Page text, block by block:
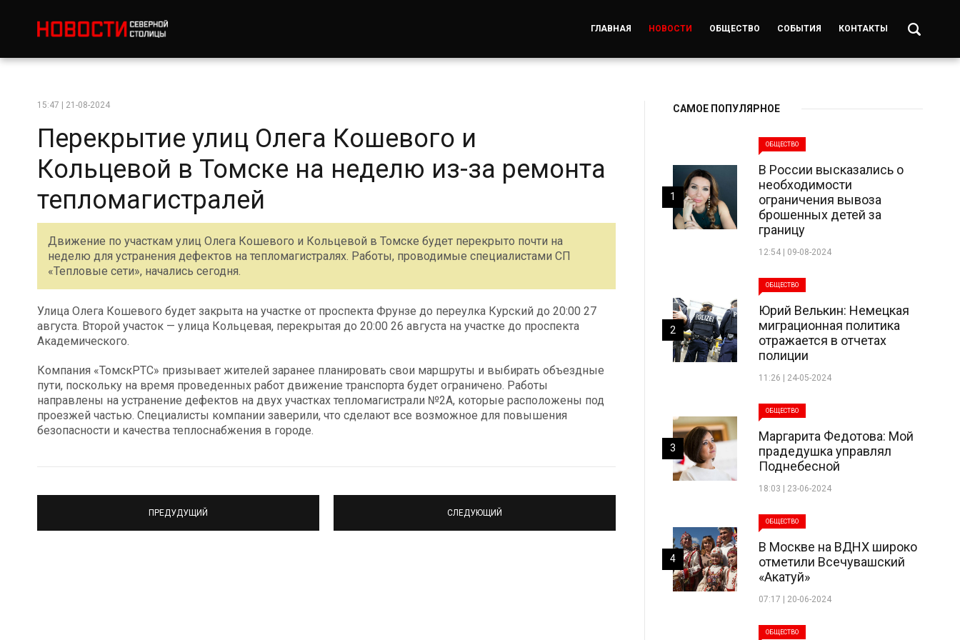
ГЛАВНАЯ НОВОСТИ ОБЩЕСТВО СОБЫТИЯ КОНТАКТЫ
15:47 | 21-08-2024
Перекрытие улиц Олега Кошевого и
Кольцевой в Томске на неделю из-за ремонта
тепломагистралей
Движение по участкам улиц Олега Кошевого и Кольцевой в Томске будет перекрыто почти на
неделю для устранения дефектов на тепломагистралях. Работы, проводимые специалистами СП
«Тепловые сети», начались сегодня.
Улица Олега Кошевого будет закрыта на участке от проспекта Фрунзе до переулка Курский до 20:00 27
августа. Второй участок — улица Кольцевая, перекрытая до 20:00 26 августа на участке до проспекта
Академического.
Компания «ТомскРТС» призывает жителей заранее планировать свои маршруты и выбирать объездные
пути, поскольку на время проведенных работ движение транспорта будет ограничено. Работы
направлены на устранение дефектов на двух участках тепломагистрали №2А, которые расположены под
проезжей частью. Специалисты компании заверили, что сделают все возможное для повышения
безопасности и качества теплоснабжения в городе.
ПРЕДУДУЩИЙ СЛЕДУЮЩИЙ
САМОЕ ПОПУЛЯРНОЕ
ОБЩЕСТВО
В России высказались о
необходимости
ограничения вывоза
брошенных детей за
границу
12:54 | 09-08-2024
1
ОБЩЕСТВО
Юрий Велькин: Немецкая
миграционная политика
отражается в отчетах
полиции
11:26 | 24-05-2024
2
ОБЩЕСТВО
Маргарита Федотова: Мой
прадедушка управлял
Поднебесной
18:03 | 23-06-2024
3
ОБЩЕСТВО
В Москве на ВДНХ широко
отметили Всечувашский
«Акатуй»
07:17 | 20-06-2024
4
ОБЩЕСТВО